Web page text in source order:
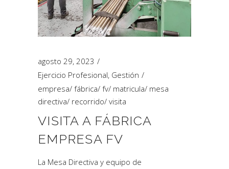
agosto 29, 2023
Ejercicio Profesional, Gestión
empresa/ fábrica/ fv/ matricula/ mesa
directiva/ recorrido/ visita
VISITA A FÁBRICA
EMPRESA FV
La Mesa Directiva y equipo de